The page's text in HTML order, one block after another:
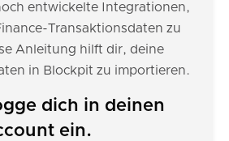
entwickelte Integrationen,
Transaktionsdaten zu
Anleitung hilft dir, deine
in Blockpit zu importieren.
dich in deinen
ein.